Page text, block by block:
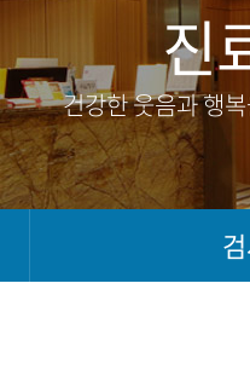
진
건강한 웃음과 행